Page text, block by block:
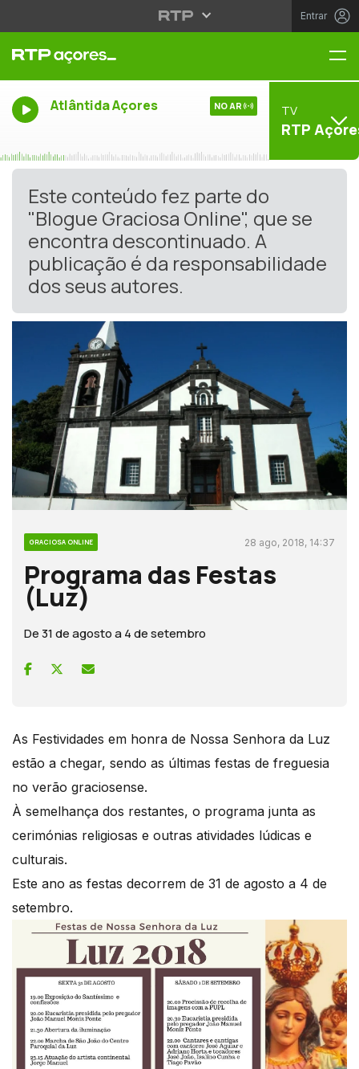
Entrar
Atlântida Açores NO AR TV
RTP
Este conteúdo fez parte do
"Blogue Graciosa Online", que se
encontra descontinuado. A
publicação é da responsabilidade
dos seus autores.
GRACIOSA ONLINE 28 ago, 2018, 14:37
Programa das Festas
(Luz)
De 31 de agosto a 4 de setembro
As Festividades em honra de Nossa Senhora da Luz
estão a chegar, sendo as últimas festas de freguesia
no verão graciosense.
À semelhança dos restantes, o programa junta as
cerimónias religiosas e outras atividades lúdicas e
culturais.
Este ano as festas decorrem de 31 de agosto a 4 de
setembro.